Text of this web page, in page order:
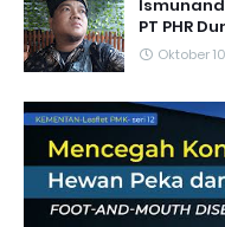
PT PHR
Oktober